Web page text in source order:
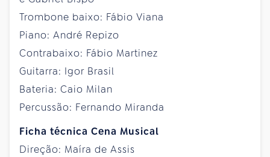
Trombone baixo: Fábio Viana
Piano: André Repizo
Contrabaixo: Fábio Martinez
Guitarra: Igor Brasil
Bateria: Caio Milan
Percussão: Fernando Miranda
Ficha técnica Cena Musical
Direção: Maíra de Assis